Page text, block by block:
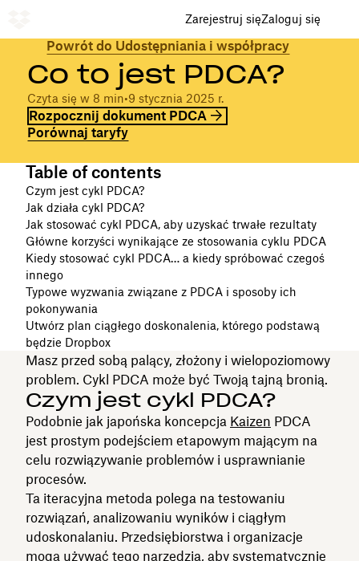
Zarejestruj sięZaloguj się
Powrót do Udostępniania i współpracy
Co to jest PDCA?
Czyta się w 8 min•9 stycznia 2025 r.
Rozpocznij dokument PDCA
Porównaj taryfy
Table of contents
Czym jest cykl PDCA?
Jak działa cykl PDCA?
Jak stosować cykl PDCA, aby uzyskać trwałe rezultaty
Główne korzyści wynikające ze stosowania cyklu PDCA
Kiedy stosować cykl PDCA… a kiedy spróbować czegoś
innego
Typowe wyzwania związane z PDCA i sposoby ich
pokonywania
Utwórz plan ciągłego doskonalenia, którego podstawą
będzie Dropbox
Masz przed sobą palący, złożony i wielopoziomowy
problem. Cykl PDCA może być Twoją tajną bronią.
Czym jest cykl PDCA?
Podobnie jak japońska koncepcja Kaizen PDCA
jest prostym podejściem etapowym mającym na
celu rozwiązywanie problemów i usprawnianie
procesów.
Ta iteracyjna metoda polega na testowaniu
rozwiązań, analizowaniu wyników i ciągłym
udoskonalaniu. Przedsiębiorstwa i organizacje
mogą używać tego narzędzia, aby systematycznie